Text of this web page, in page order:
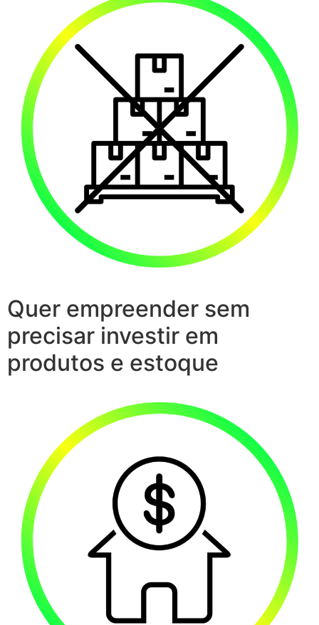
Quer empreender sem
precisar investir em
produtos e estoque